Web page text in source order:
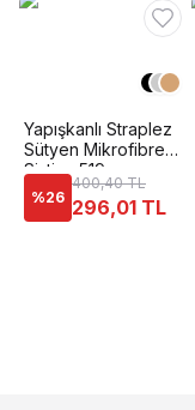
Yapışkanlı Straplez
Sütyen Mikrofibre
Sistina 519
%26
400,40 TL
296,01 TL